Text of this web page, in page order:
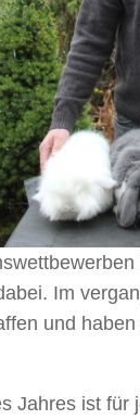
Im
und
Jahres ist